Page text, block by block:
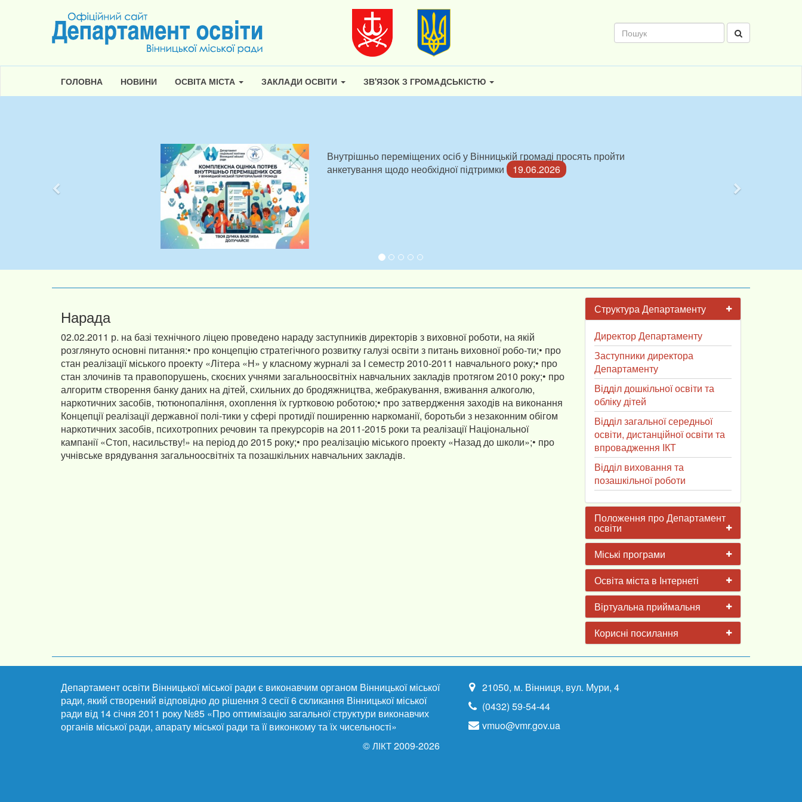
ГОЛОВНА НОВИНИ ОСВІТА МІСТА ЗАКЛАДИ ОСВІТИ ЗВ'ЯЗОК З ГРОМАДСЬКІСТЮ
Внутрішньо переміщених осіб у Вінницькій громаді просять пройти
анкетування щодо необхідної підтримки
19.06.2026
Нарада
02.02.2011 р. на базі технічного ліцею проведено нараду заступників директорів з виховної роботи, на якій
розглянуто основні питання:• про концепцію стратегічного розвитку галузі освіти з питань виховної робо-ти;• про
стан реалізації міського проекту «Літера «Н» у класному журналі за І семестр 2010-2011 навчального року;• про
стан злочинів та правопорушень, скоєних учнями загальноосвітніх навчальних закладів протягом 2010 року;• про
алгоритм створення банку даних на дітей, схильних до бродяжництва, жебракування, вживання алкоголю,
наркотичних засобів, тютюнопаління, охоплення їх гуртковою роботою;• про затвердження заходів на виконання
Концепції реалізації державної полі-тики у сфері протидії поширенню наркоманії, боротьби з незаконним обігом
наркотичних засобів, психотропних речовин та прекурсорів на 2011-2015 роки та реалізації Національної
кампанії «Стоп, насильству!» на період до 2015 року;• про реалізацію міського проекту «Назад до школи»;• про
учнівське врядування загальноосвітніх та позашкільних навчальних закладів.
Структура Департаменту
Директор Департаменту
Заступники директора
Департаменту
Відділ дошкільної освіти та
обліку дітей
Відділ загальної середньої
освіти, дистанційної освіти та
впровадження ІКТ
Відділ виховання та
позашкільної роботи
Положення про Департамент
освіти
Міські програми
Освіта міста в Інтернеті
Віртуальна приймальня
Корисні посилання
Департамент освіти Вінницької міської ради є виконавчим органом Вінницької міської
ради, який створений відповідно до рішення 3 сесії 6 скликання Вінницької міської
ради від 14 січня 2011 року №85 «Про оптимізацію загальної структури виконавчих
органів міської ради, апарату міської ради та її виконкому та їх чисельності»
21050, м. Вінниця, вул. Мури, 4
(0432) 59-54-44
vmuo@vmr.gov.ua
© ЛІКТ2009-2026